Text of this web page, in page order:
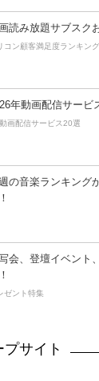
読み放題サブスク
コン顧客満足度ランキング
年動画配信サービ
画配信サービス20選
の音楽ランキング
会、登壇イベント
ゼント特集
サイト